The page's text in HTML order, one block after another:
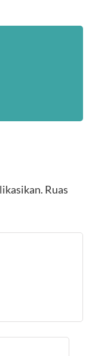
Ruas